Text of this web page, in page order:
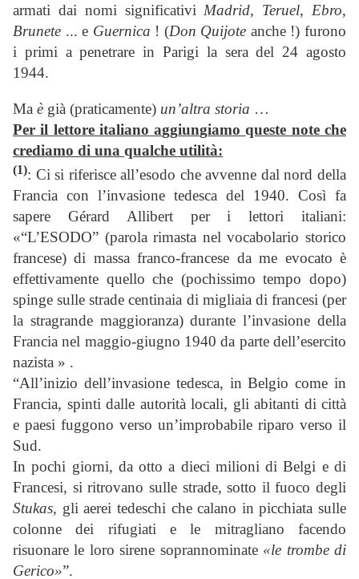
armati dai nomi significativi Madrid, Teruel, Ebro,
Brunete ... e Guernica ! (Don Quijote anche !) furono
i primi a penetrare in Parigi la sera del 24 agosto
1944.
Ma è già (praticamente) un’altra storia …
Per il lettore italiano aggiungiamoqueste note che
crediamo di una qualche utilità:
(1): Ci si riferisce all’esodo che avvenne dal nord della
Francia con l’invasione tedesca del 1940. Così fa
sapere Gérard Allibert per i lettori italiani:
«“L’ESODO” (parola rimasta nel vocabolario storico
francese) di massa franco-francese da me evocato è
effettivamente quello che (pochissimo tempo dopo)
spinge sulle strade centinaia di migliaia di francesi (per
la stragrande maggioranza) durante l’invasione della
Francia nel maggio-giugno 1940 da parte dell’esercito
nazista » .
“All’inizio dell’invasione tedesca, in Belgio come in
Francia, spinti dalle autorità locali, gli abitanti di città
e paesi fuggono verso un’improbabile riparo verso il
Sud.
In pochi giorni, da otto a dieci milioni di Belgi e di
Francesi, si ritrovano sulle strade, sotto il fuoco degli
Stukas, gli aerei tedeschi che calano in picchiata sulle
colonne dei rifugiati e le mitragliano facendo
risuonare le loro sirene soprannominate «le trombe di
Gerico»”.